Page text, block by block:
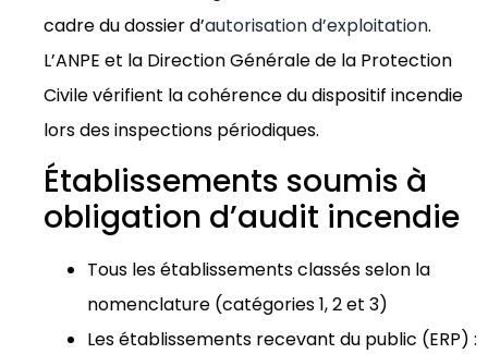
cadre du dossier d’autorisation d’exploitation.
L’ANPE et la Direction Générale de la Protection
Civile vérifient la cohérence du dispositif incendie
lors des inspections périodiques.
Établissements soumis à
obligation d’audit incendie
Tous les établissements classés selon la
nomenclature (catégories 1, 2 et 3)
Les établissements recevant du public (ERP) :